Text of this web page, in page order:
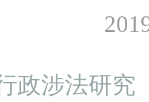
政涉法研究